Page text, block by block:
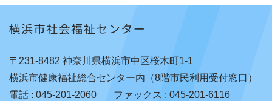
〒231-8482 神奈川県横浜市中区桜木町1-1
横浜市健康福祉総合センター内（8階市民利用受付窓口）
電話 : 045-201-2060
ファックス : 045-201-6116